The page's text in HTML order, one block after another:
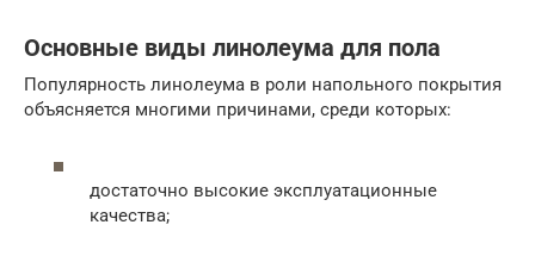
Основные виды линолеума для пола
Популярность линолеума в роли напольного покрытия
объясняется многими причинами, среди которых:
достаточно высокие эксплуатационные
качества;